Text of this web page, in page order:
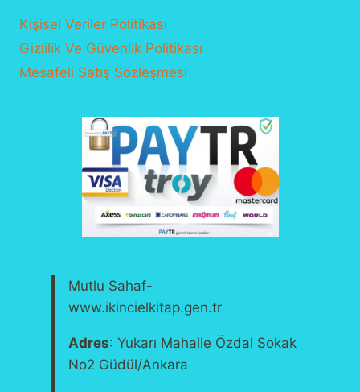
Kişisel Veriler Politikası
Gizlilik Ve Güvenlik Politikası
Mesafeli Satış Sözleşmesi
Mutlu Sahaf-
www.ikincielkitap.gen.tr
Adres: Yukarı Mahalle Özdal Sokak
No2 Güdül/Ankara